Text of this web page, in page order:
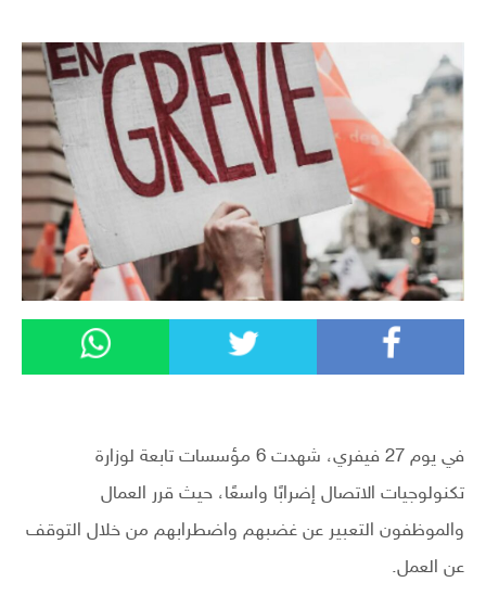
في يوم 27 فيفري، شهدت 6 مؤسسات تابعة لوزارة
تكنولوجيات الاتصال إضرابًا واسعًا، حيث قرر العمال
والموظفون التعبير عن غضبهم واضطرابهم من خلال التوقف
عن العمل.